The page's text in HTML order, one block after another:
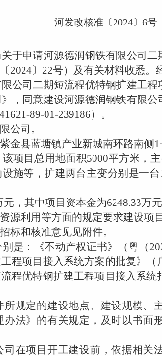
河发改核准〔 2024〕 6号
申请河源德润钢铁有限公司二
2024〕 22号）及有关材料收悉。
司二期短流程优特钢扩建工程
，同意建设河源德润钢铁有限
89-01-239186）。
公司。
县蓝塘镇产业新城南环路南侧 1
项目总用地面积5000平方米，
施等，扩建两台主变分别是一台
元，其中项目资本金为6248.33万元
利用等方面的规定要求建设项目
和核准意见见附件。
：《不动产权证书》（粤（
程项目接入系统方案的批复》（
程优特钢扩建工程项目接入系统
定的建设地点、建设规模、
办法》的有关规定，及时以书
项目开工建设前，依据相关